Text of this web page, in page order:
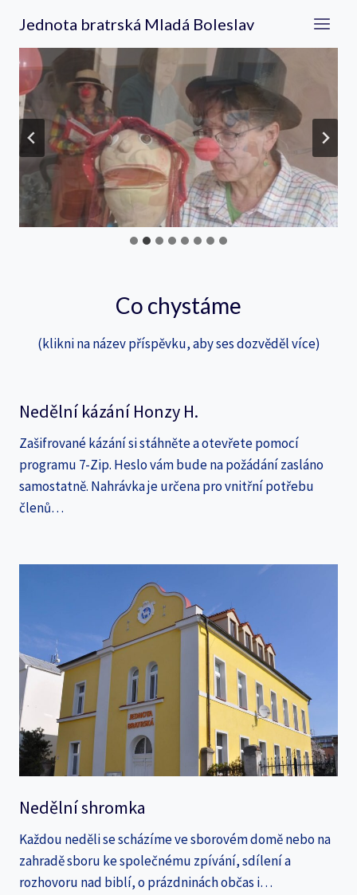
obsah
Jednota bratrská Mladá Boleslav
Co chystáme
(klikni na název příspěvku, aby ses dozvěděl více)
Nedělní kázání Honzy H.
Zašifrované kázání si stáhněte a otevřete pomocí
programu 7-Zip. Heslo vám bude na požádání zasláno
samostatně. Nahrávka je určena pro vnitřní potřebu
členů…
Nedělní shromka
Každou neděli se scházíme ve sborovém domě nebo na
zahradě sboru ke společnému zpívání, sdílení a
rozhovoru nad biblí, o prázdninách občas i…